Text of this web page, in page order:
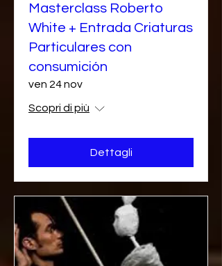
Masterclass Roberto
White + Entrada Criaturas
Particulares con
consumición
ven 24 nov
Scopri di più
Dettagli